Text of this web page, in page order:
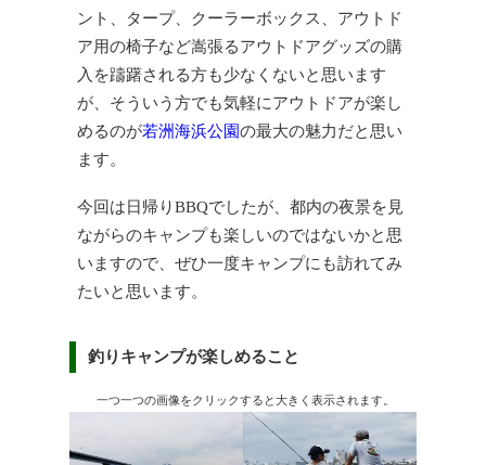
ント、タープ、クーラーボックス、アウトド
ア用の椅子など嵩張るアウトドアグッズの購
入を躊躇される方も少なくないと思います
が、そういう方でも気軽にアウトドアが楽し
めるのが若洲海浜公園の最大の魅力だと思い
ます。
今回は日帰りBBQでしたが、都内の夜景を見
ながらのキャンプも楽しいのではないかと思
いますので、ぜひ一度キャンプにも訪れてみ
たいと思います。
釣りキャンプが楽しめること
一つ一つの画像をクリックすると大きく表示されます。